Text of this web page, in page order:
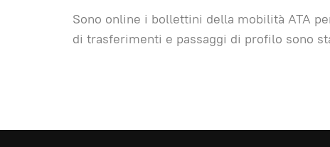
Sono online i bollettini della mobilità ATA
di trasferimenti e passaggi di profilo sono